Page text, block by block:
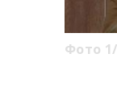
Фото